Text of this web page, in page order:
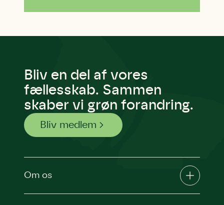
Bliv en del af vores
fællesskab. Sammen
skaber vi grøn forandring.
Bliv medlem
Om os